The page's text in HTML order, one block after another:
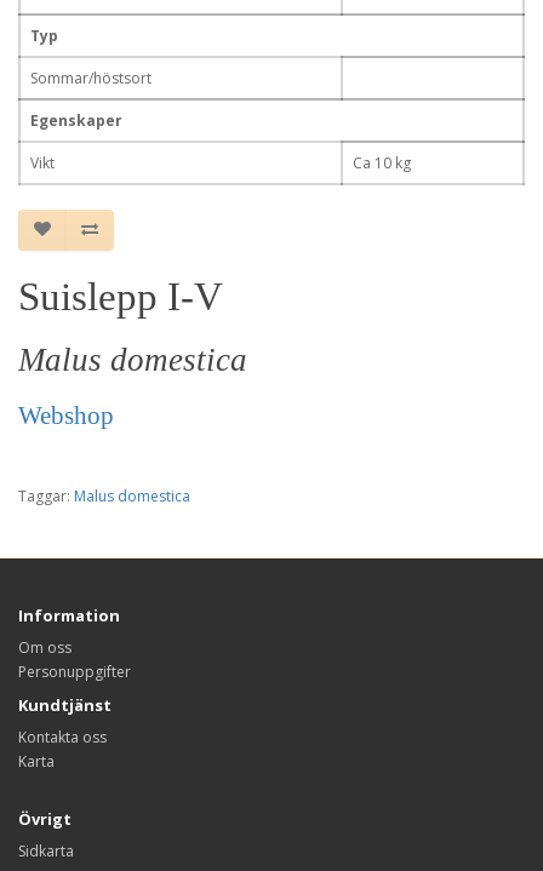
Typ
Sommar/höstsort
Egenskaper
Vikt Ca 10 kg
Suislepp I-V
Malus domestica
Webshop
Taggar: Malus domestica
Information
Om oss
Personuppgifter
Kundtjänst
Kontakta oss
Karta
Övrigt
Sidkarta